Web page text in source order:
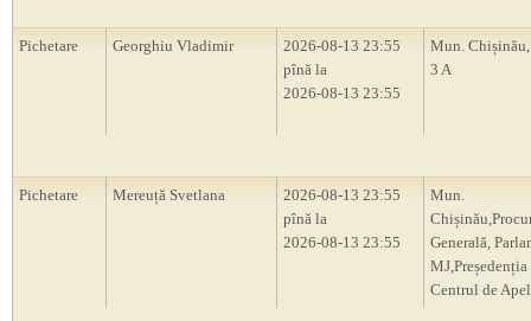
Pichetare Georghiu Vladimir
2026-08-13 23:55
pînă la
2026-08-13 23:55
Mun.
3 A
Pichetare Mereuță Svetlana
2026-08-13 23:55
pînă la
2026-08-13 23:55
Mun.
Generală,
Centrul de Apel